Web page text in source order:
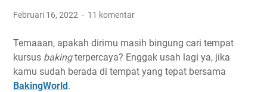
Februari 16, 2022 11 komentar
Temaaan, apakah dirimu masih bingung cari tempat
kursus bakingterpercaya? Enggak usah lagi ya, jika
kamu sudah berada di tempat yang tepat bersama
BakingWorld.